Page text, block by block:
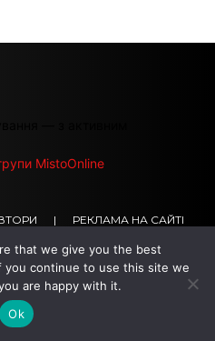
— з активним
MistoOnline
| РЕКЛАМА НА САЙТІ
that we give you the best
continue to use this site we
are happy with it.
Ok